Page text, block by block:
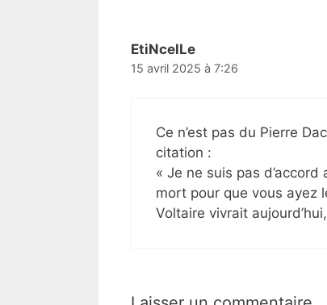
EtiNcelLe
15 avril 2025 à 7:26
Ce n’est pas du Pierre
citation :
« Je ne suis pas
mort pour que vous ayez
Voltaire vivrait